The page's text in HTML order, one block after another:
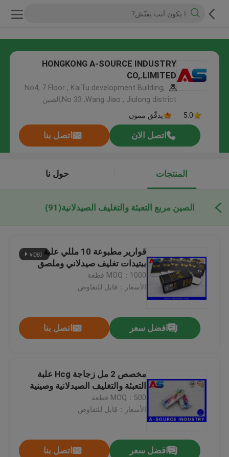
HONGKONG A-SOURCE INDUSTRY
CO,.LIMITED
No4, 7 Floor , KaiTu development Building,
No 33 ,Wang Jiao , Jiulong district,الصين
5.0
يدقّق ممون
اتصل الان اتصل بنا
المنتجات حول نا
الصين مربع التعبئة والتغليف الصيدلانية(91)
قوارير مطبوعة 10 مللي علبة
ببتيدات تغليف صيدلاني وملصق
MOQ：1000 قطعة
الأسعار：قابل للتفاوض
افضل سعر اتصل بنا
مخصص 2 مل زجاجة Hcg علبة
التعبئة والتغليف الصيدلانية وصينية
MOQ：500 قطعة
الأسعار：قابل للتفاوض
افضل سعر اتصل بنا